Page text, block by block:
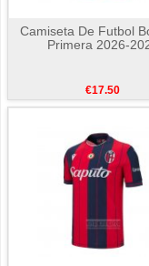
Camiseta De Futbol
Primera 2026-
€17.50